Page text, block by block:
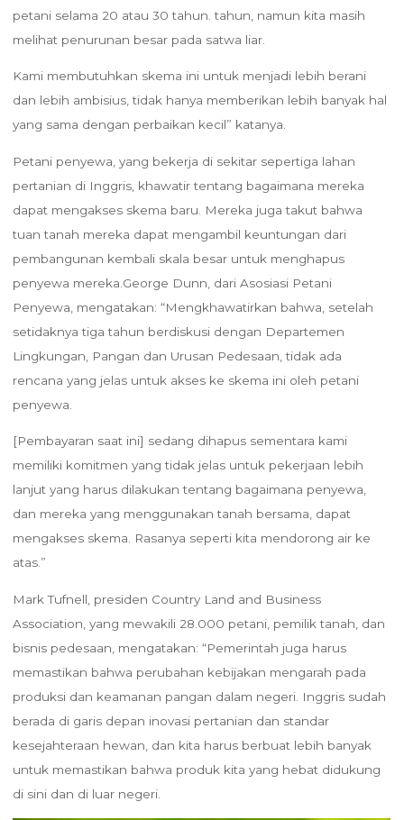
petani selama 20 atau 30 tahun. tahun, namun kita masih
melihat penurunan besar pada satwa liar.
Kami membutuhkan skema ini untuk menjadi lebih berani
dan lebih ambisius, tidak hanya memberikan lebih banyak hal
yang sama dengan perbaikan kecil” katanya.
Petani penyewa, yang bekerja di sekitar sepertiga lahan
pertanian di Inggris, khawatir tentang bagaimana mereka
dapat mengakses skema baru. Mereka juga takut bahwa
tuan tanah mereka dapat mengambil keuntungan dari
pembangunan kembali skala besar untuk menghapus
penyewa mereka.George Dunn, dari Asosiasi Petani
Penyewa, mengatakan: “Mengkhawatirkan bahwa, setelah
setidaknya tiga tahun berdiskusi dengan Departemen
Lingkungan, Pangan dan Urusan Pedesaan, tidak ada
rencana yang jelas untuk akses ke skema ini oleh petani
penyewa.
[Pembayaran saat ini] sedang dihapus sementara kami
memiliki komitmen yang tidak jelas untuk pekerjaan lebih
lanjut yang harus dilakukan tentang bagaimana penyewa,
dan mereka yang menggunakan tanah bersama, dapat
mengakses skema. Rasanya seperti kita mendorong air ke
atas.”
Mark Tufnell, presiden Country Land and Business
Association, yang mewakili 28.000 petani, pemilik tanah, dan
bisnis pedesaan, mengatakan: “Pemerintah juga harus
memastikan bahwa perubahan kebijakan mengarah pada
produksi dan keamanan pangan dalam negeri. Inggris sudah
berada di garis depan inovasi pertanian dan standar
kesejahteraan hewan, dan kita harus berbuat lebih banyak
untuk memastikan bahwa produk kita yang hebat didukung
di sini dan di luar negeri.